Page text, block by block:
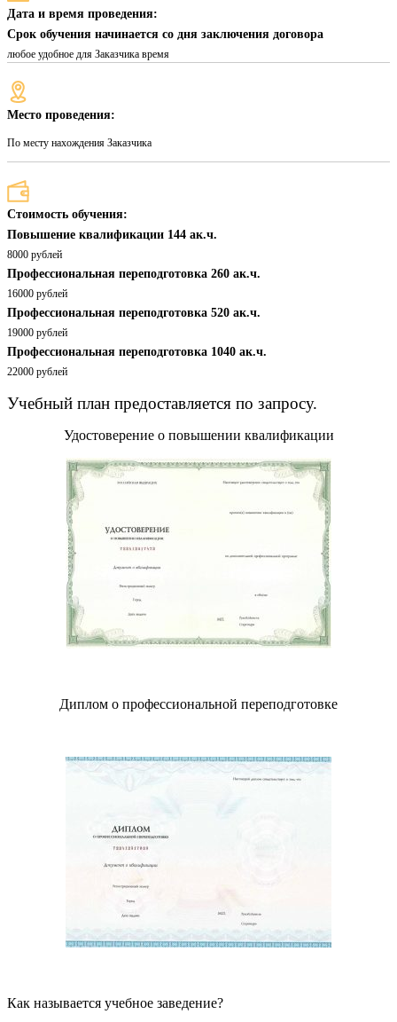
Дата и время проведения:
Срок обучения начинается со дня заключения договора
любое удобное для Заказчика время
Место проведения:
По месту нахождения Заказчика
Стоимость обучения:
Повышение квалификации 144 ак.ч.
8000 рублей
Профессиональная переподготовка 260 ак.ч.
16000 рублей
Профессиональная переподготовка 520 ак.ч.
19000 рублей
Профессиональная переподготовка 1040 ак.ч.
22000 рублей
Учебный план предоставляется по запросу.
Удостоверение о повышении квалификации
Диплом о профессиональной переподготовке
Как называется учебное заведение?